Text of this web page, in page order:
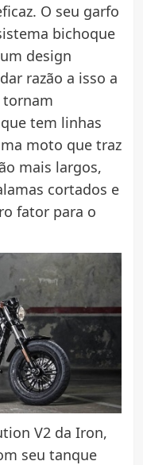
O seu garfo
bichoque
design
razão a isso a
tornam
tem linhas
moto que traz
mais largos,
cortados e
fator para o
V2 da Iron,
seu tanque